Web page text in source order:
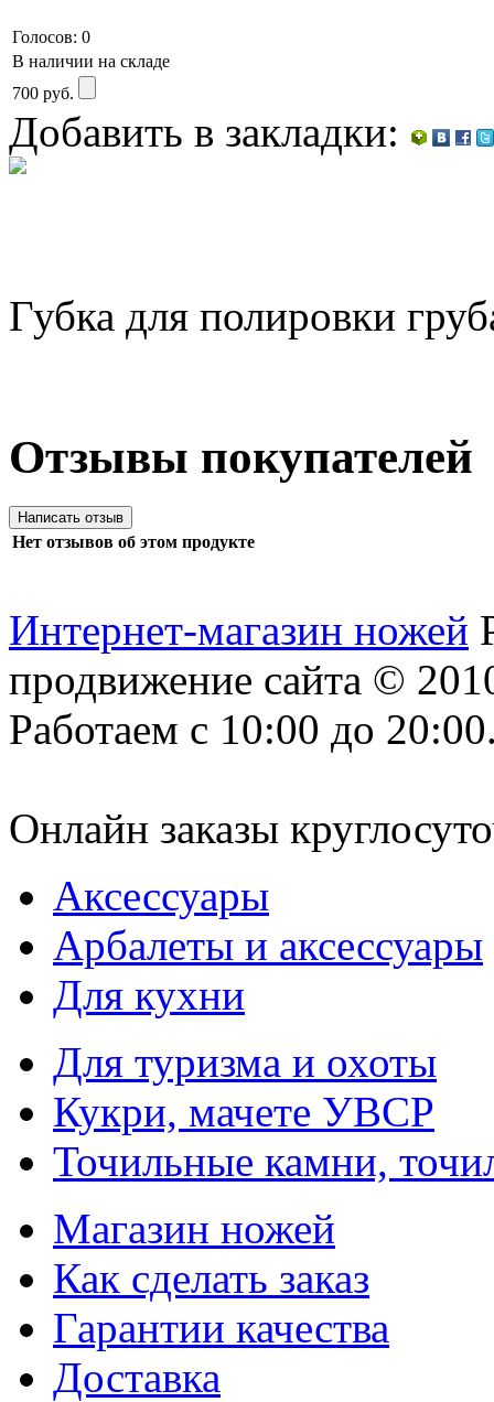
Голосов: 0
В наличии на складе
700 руб.
Добавить в закладки:
Губка для полировки
Отзывы покупателей
Нет отзывов об этом продукте
Интернет-магазин ножей
продвижение сайта ©
Работаем с 10:00 до
Онлайн заказы
Аксессуары
Арбалеты и аксессуары
Для кухни
Для туризма и охоты
Кукри, мачете УВСР
Точильные камни,
Магазин ножей
Как сделать заказ
Гарантии качества
Доставка